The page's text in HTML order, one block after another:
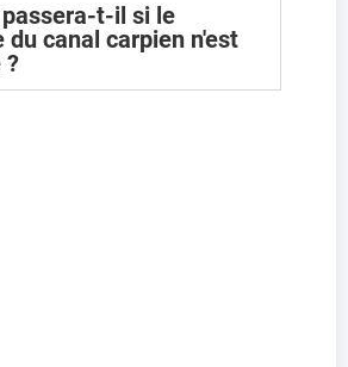
passera-t-il si le
du canal carpien n'est
?